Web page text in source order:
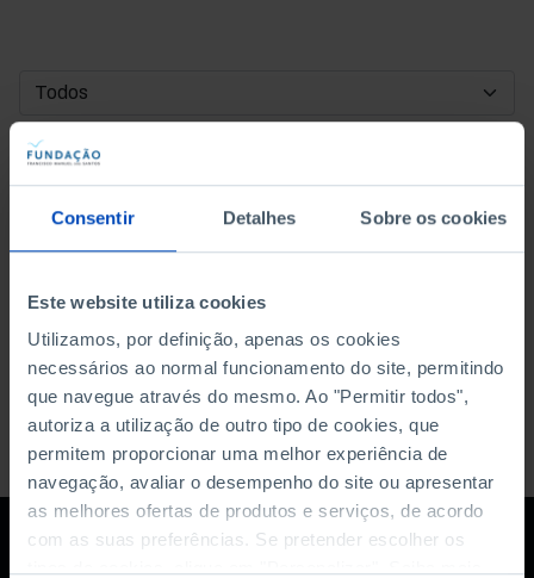
Consentir Detalhes Sobre os cookies
Este website utiliza cookies
Utilizamos, por definição, apenas os cookies
necessários ao normal funcionamento do site, permitindo
que navegue através do mesmo. Ao "Permitir todos",
autoriza a utilização de outro tipo de cookies, que
permitem proporcionar uma melhor experiência de
navegação, avaliar o desempenho do site ou apresentar
as melhores ofertas de produtos e serviços, de acordo
com as suas preferências. Se pretender escolher os
DATA DE INÍCIO
DATA DE FIM